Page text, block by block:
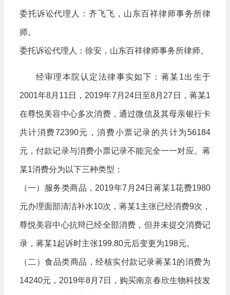
委托诉讼代理人：齐飞飞，山东百祥律师事务所律
师。
委托诉讼代理人：徐安，山东百祥律师事务所律师。
经审理本院认定法律事实如下：蒋某1出生于
2001年8月11日，2019年7月24日至8月27日，蒋某1
在尊悦美容中心多次消费，通过微信及其母亲银行卡
共计消费72390元，消费小票记录的共计为56184
元，付款记录与消费小票记录不能完全一一对应。蒋
某1消费分为以下三种类型：
（一）服务类商品，2019年7月24日蒋某1花费1980
元办理面部清洁补水10次，蒋某1主张已经消费9次，
尊悦美容中心抗辩已经全部消费，但并未提交消费记
录，蒋某1起诉时主张199.80元后变更为198元。
（二）食品类商品，经核实付款记录蒋某1的消费为
14240元，2019年8月7日，购买南京春欣生物科技发